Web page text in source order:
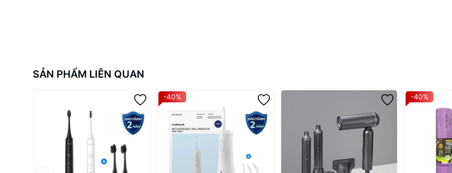
Tiết kiệm không gian lưu trữ tại nhà
Thiết kế hiện đại, phù hợp với phong cách sống năng động
Đa Dạng Công Năng
Sản phẩm này không chỉ là một chiếc thảm yoga đơn thuần mà còn:
Lý tưởng cho các buổi tậpthiền
tĩnh tâm
Phù hợp cho các bài tập
Tạo nền êm ái cho các bài tập pilates
Là người bạn đồng hành hoàn hảo trong hành trình rèn luyện sức khỏe của bạn
SẢN PHẨM LIÊN QUAN
-40% -40%